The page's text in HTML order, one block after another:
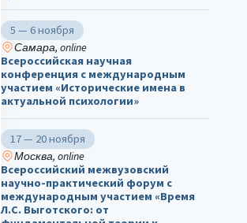
5 — 6 ноября
Самара, online
Всероссийская научная
конференция с международным
участием «Исторические имена в
актуальной психологии»
17 — 20 ноября
Москва, online
Всероссийский межвузовский
научно-практический форум с
международным участием «Время
Л.С. Выготского: от